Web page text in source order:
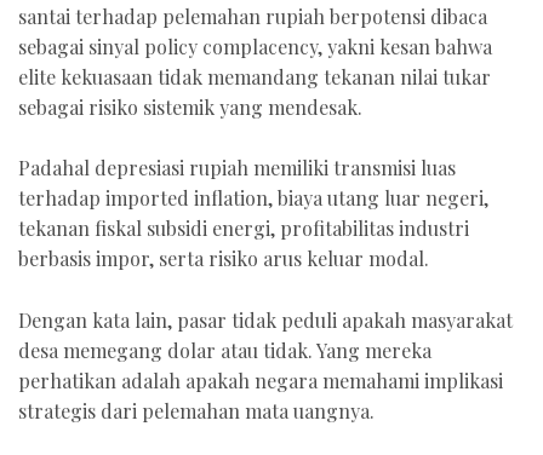
santai terhadap pelemahan rupiah berpotensi dibaca
sebagai sinyal policy complacency, yakni kesan bahwa
elite kekuasaan tidak memandang tekanan nilai tukar
sebagai risiko sistemik yang mendesak.
Padahal depresiasi rupiah memiliki transmisi luas
terhadap imported inflation, biaya utang luar negeri,
tekanan fiskal subsidi energi, profitabilitas industri
berbasis impor, serta risiko arus keluar modal.
Dengan kata lain, pasar tidak peduli apakah masyarakat
desa memegang dolar atau tidak. Yang mereka
perhatikan adalah apakah negara memahami implikasi
strategis dari pelemahan mata uangnya.